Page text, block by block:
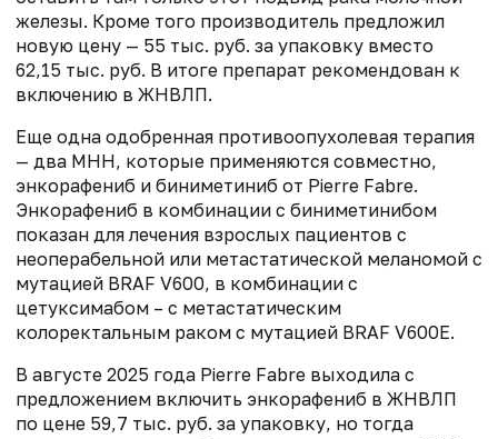
железы. Кроме того производитель предложил
новую цену — 55 тыс. руб. за упаковку вместо
62,15 тыс. руб. В итоге препарат рекомендован к
включению в ЖНВЛП.
Еще одна одобренная противоопухолевая терапия
— два МНН, которые применяются совместно,
энкорафениб и биниметиниб от Pierre Fabre.
Энкорафениб в комбинации с биниметинибом
показан для лечения взрослых пациентов с
неоперабельной или метастатической меланомой с
мутацией BRAF V600, в комбинации с
цетуксимабом – с метастатическим
колоректальным раком с мутацией BRAF V600E.
В августе 2025 года Pierre Fabre выходила с
предложением включить энкорафениб в ЖНВЛП
по цене 59,7 тыс. руб. за упаковку, но тогда